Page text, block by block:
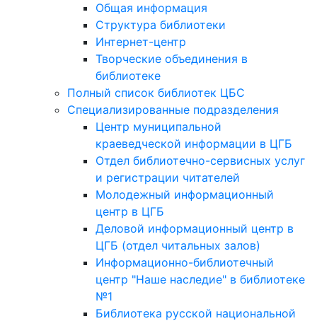
Общая информация
Структура библиотеки
Интернет-центр
Творческие объединения в
библиотеке
Полный список библиотек ЦБС
Специализированные подразделения
Центр муниципальной
краеведческой информации в ЦГБ
Отдел библиотечно-сервисных услуг
и регистрации читателей
Молодежный информационный
центр в ЦГБ
Деловой информационный центр в
ЦГБ (отдел читальных залов)
Информационно-библиотечный
центр "Наше наследие" в библиотеке
№1
Библиотека русской национальной